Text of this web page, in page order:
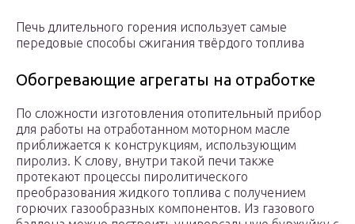
Печь длительного горения использует самые
передовые способы сжигания твёрдого топлива
Обогревающие агрегаты на отработке
По сложности изготовления отопительный прибор
для работы на отработанном моторном масле
приближается к конструкциям, использующим
пиролиз. К слову, внутри такой печи также
протекают процессы пиролитического
преобразования жидкого топлива с получением
горючих газообразных компонентов. Из газового